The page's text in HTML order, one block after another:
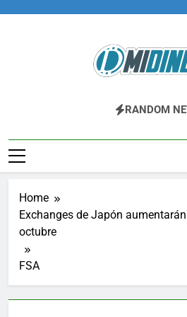
Fintech,
RANDOM
Home
Exchanges de Japón
octubre
FSA